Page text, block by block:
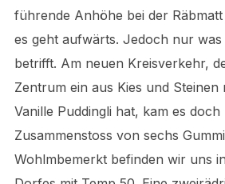
führende Anhöhe bei der
es geht aufwärts. Jedoch nur
betrifft. Am neuen Kreisverkehr,
Zentrum ein aus Kies und Steinen
Vanille Puddingli hat, kam es
Zusammenstoss von sechs
Wohlmbemerkt befinden wir uns